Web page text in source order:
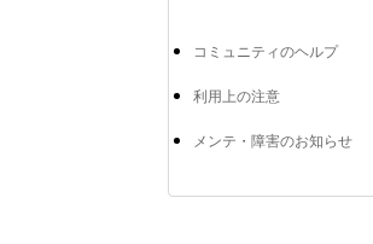
コミュニティのヘルプ
利用上の注意
メンテ・障害のお知らせ